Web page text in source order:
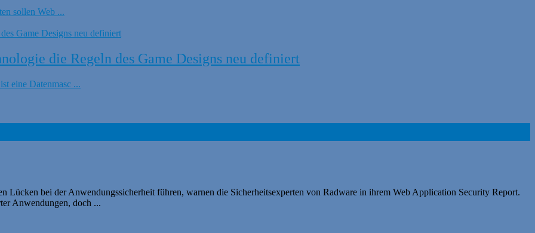
sollen Web ...
die Regeln des Game Designs neu definiert
eine Datenmasc ...
bei der Anwendungssicherheit führen, warnen die Sicherheitsexperten von Radware in ihrem Web Application Security Report.
Anwendungen, doch ...